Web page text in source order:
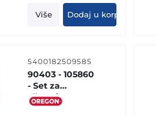
Više Dodaj u korpu
5400182509585
90403 - 105860
- Set za
oštrenje 4.5mm
(BLISTER)